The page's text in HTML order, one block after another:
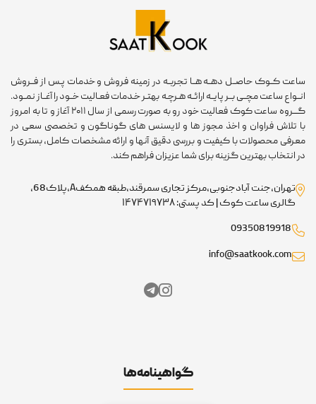
ساعت کــوک حاصــل دهــه هــا تجربــه در زمینه فروش و خدمات پـس از فــروش
انــواع ساعت مچــی بــر پایــه ارائــه هـرچـه بهتـر خـدمات فعـالیت خــود را آغــاز نمــود.
گـــروه ساعت کوک فعالیت خود رو به صورت رسمی از سال ۲۰۱۱ آغاز و تا به امروز
با تلاش فراوان و اخذ مجوز ها و لایسنس های گوناگون و تخصصی سعی در
معرفی محصولات با کیفیت و بررسی دقیق آنها و ارائه مشخصات کامل، بستری را
در انتخاب بهترین گزینه برای شما عزیزان فراهم کند.
تهران،جنت آبادجنوبی،مرکز تجاری سمرقند،طبقه همکفA،پلاک68،
گالری ساعت کوک | کد پستی: ۱۴۷۴۷۱۹۷۳۸
09350819918
info@saatkook.com
گواهینامه‌ها